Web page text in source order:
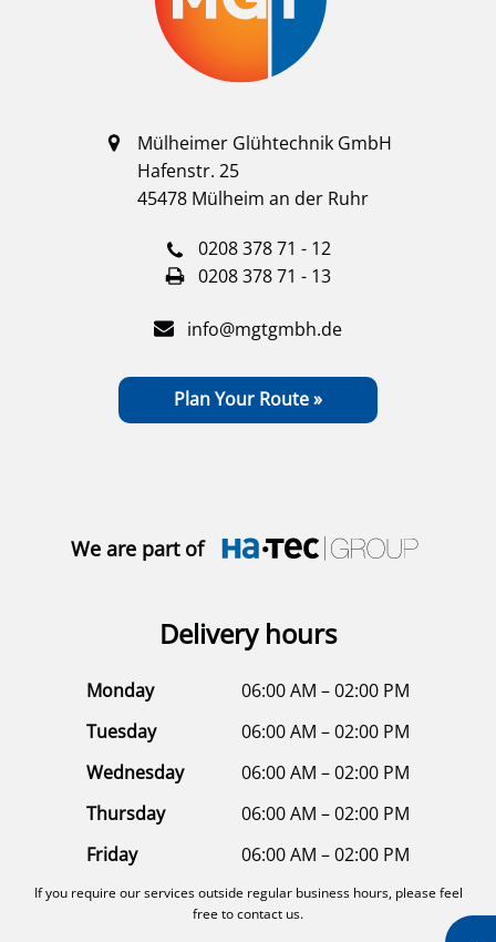
Mülheimer Glühtechnik GmbH
Hafenstr. 25
45478 Mülheim an der Ruhr
0208 378 71 - 12
0208 378 71 - 13
info@mgtgmbh.de
Plan Your Route »
We are part of
Delivery hours
Monday
06:00 AM – 02:00 PM
Tuesday
06:00 AM – 02:00 PM
Wednesday
06:00 AM – 02:00 PM
Thursday
06:00 AM – 02:00 PM
Friday
06:00 AM – 02:00 PM
If you require our services outside regular business hours, please feel
free to contact us.